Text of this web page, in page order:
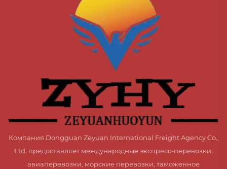
Компания Dongguan Zeyuan International Freight Agency Co.,
Ltd. предоставляет международные экспресс-перевозки,
авиаперевозки, морские перевозки, таможенное